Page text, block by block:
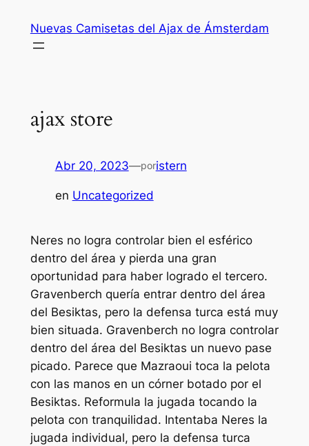
contenido
Nuevas Camisetas del Ajax de Ámsterdam
ajax store
Abr 20, 2023—poristern
en Uncategorized
Neres no logra controlar bien el esférico
dentro del área y pierda una gran
oportunidad para haber logrado el tercero.
Gravenberch quería entrar dentro del área
del Besiktas, pero la defensa turca está muy
bien situada. Gravenberch no logra controlar
dentro del área del Besiktas un nuevo pase
picado. Parece que Mazraoui toca la pelota
con las manos en un córner botado por el
Besiktas. Reformula la jugada tocando la
pelota con tranquilidad. Intentaba Neres la
jugada individual, pero la defensa turca